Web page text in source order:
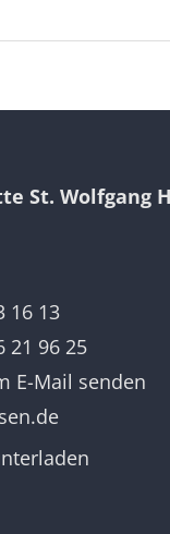
St. Wolfgang
16 13
21 96 25
E-Mail senden